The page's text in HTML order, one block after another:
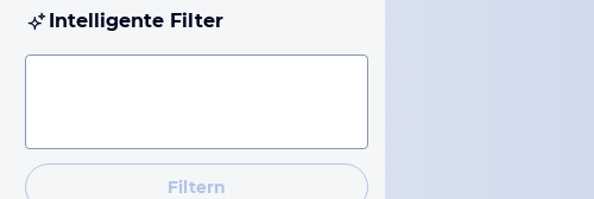
Intelligente Filter
Filtern